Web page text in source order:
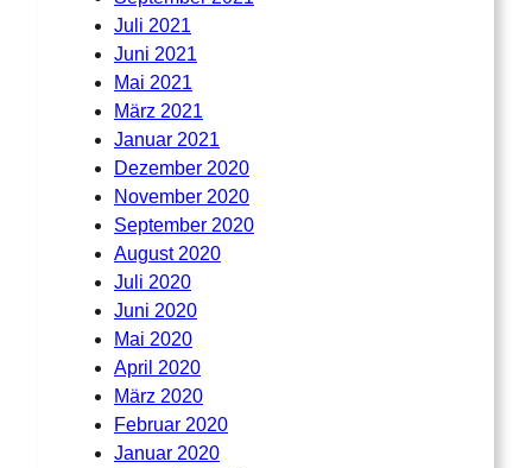
Juli 2021
Juni 2021
Mai 2021
März 2021
Januar 2021
Dezember 2020
November 2020
September 2020
August 2020
Juli 2020
Juni 2020
Mai 2020
April 2020
März 2020
Februar 2020
Januar 2020